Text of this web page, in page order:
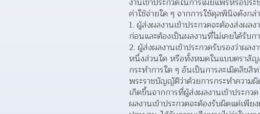
ค่าใช้จ่ายใด ๆ จากการใช้ดุลพินิจดังกล่
ผู้ส่งผลงานเข้าประกวดจะต้องส่งผล
ก่อนและต้องเป็นผลงานที่ไม่เคยได้รับ
ผู้ส่งผลงานเข้าประกวดรับรองว่าผ
หนึ่งส่วนใด หรือทั้งหมดในแบบตราสัญ
กระทำการใด ๆ อันเป็นการละเมิดลิ
พระราชบัญญัติว่าด้วยการกระทําควา
เกิดขึ้นจากการที่ผู้ส่งผลงานเข้าประ
ผลงานเข้าประกวดจะต้องรับผิดแต่เพี